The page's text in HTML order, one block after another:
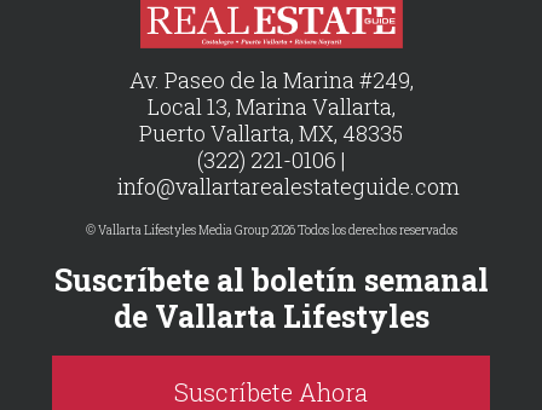
Av. Paseo de la Marina #249,
Local 13, Marina Vallarta,
Puerto Vallarta, MX, 48335
(322) 221-0106 |
info@vallartarealestateguide.com
© Vallarta Lifestyles Media Group 2026 Todos los derechos reservados
Suscríbete al boletín semanal
de Vallarta Lifestyles
Suscríbete Ahora